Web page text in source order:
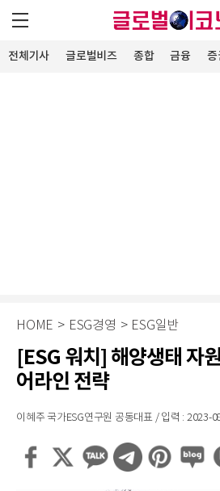
전체기사 글로벌비즈 종합 금융 증
HOME > ESG경영 > ESG일반
[ESG 워치] 해양생태 자
어라인 전략
이혜주 국가ESG연구원 공동대표 / 입력 : 2023-